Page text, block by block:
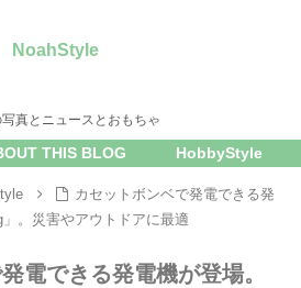
NoahStyle
真とニュースとおもちゃ
THIS BLOG HobbyStyle
カセットボンベで発電できる発
。災害やアウトドアに最適
電できる発電機が登場。